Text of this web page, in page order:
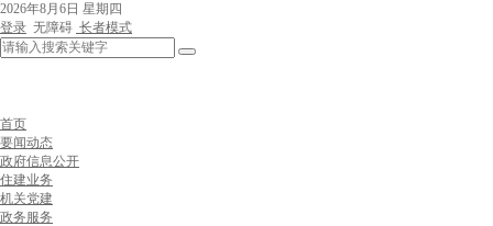
2026年8月6日 星期四
登录 无障碍 长者模式
首页
要闻动态
政府信息公开
住建业务
机关党建
政务服务